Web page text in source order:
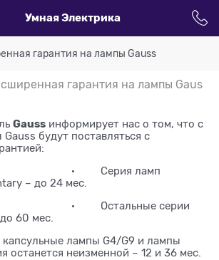
Умная Электрика
гарантия на лампы Gauss
гарантия на лампы Gauss
Gauss информирует нас о том, что с
будут поставляться с
ламп
– до 24 мес.
серии
60 мес.
лампы G4/G9 и лампы
останется неизменной – 12 и 36 мес.